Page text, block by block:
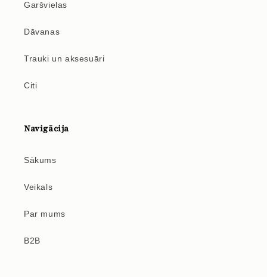
Garšvielas
Dāvanas
Trauki un aksesuāri
Citi
Navigācija
Sākums
Veikals
Par mums
B2B